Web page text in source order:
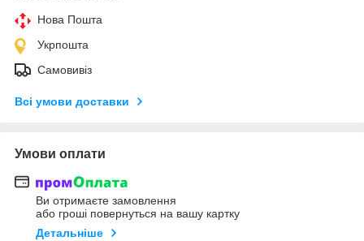
Нова Пошта
Укрпошта
Самовивіз
Всі умови доставки
Умови оплати
Ви отримаєте замовлення
або гроші повернуться на вашу картку
Детальніше